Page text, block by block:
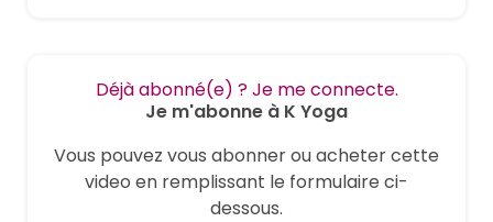
Déjà abonné(e) ? Je me connecte.
Je m'abonne à K Yoga
Vous pouvez vous abonner ou acheter cette
video en remplissant le formulaire ci-
dessous.